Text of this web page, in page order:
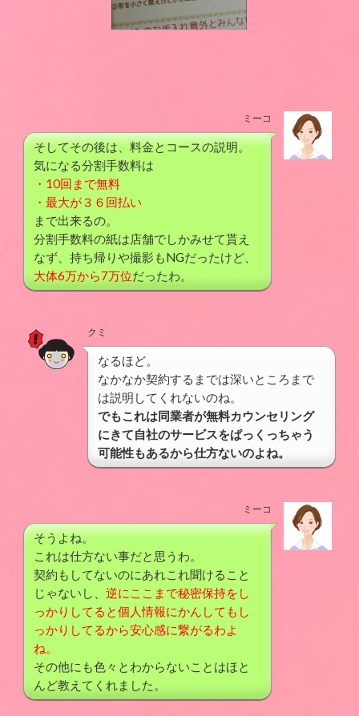
ミーコ
そしてその後は、料金とコースの説明。
気になる分割手数料は
・10回まで無料
・最大が３６回払い
まで出来るの。
分割手数料の紙は店舗でしかみせて貰え
なず、持ち帰りや撮影もNGだったけど、
大体6万から7万位だったわ。
クミ
なるほど。
なかなか契約するまでは深いところまで
は説明してくれないのね。
でもこれは同業者が無料カウンセリング
にきて自社のサービスをぱっくっちゃう
可能性もあるから仕方ないのよね。
ミーコ
そうよね。
これは仕方ない事だと思うわ。
契約もしてないのにあれこれ聞けること
じゃないし、 逆にここまで秘密保持をし
っかりしてると個人情報にかんしてもし
っかりしてるから安心感に繋がるわよ
ね。
その他にも色々とわからないことはほと
んど教えてくれました。